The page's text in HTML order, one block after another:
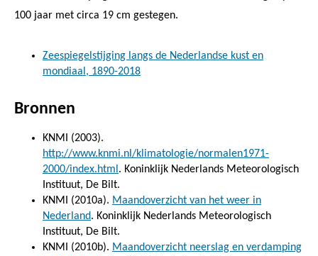
100 jaar met circa 19 cm gestegen.
Zeespiegelstijging langs de Nederlandse kust en
mondiaal, 1890-2018
Bronnen
KNMI (2003).
http://www.knmi.nl/klimatologie/normalen1971-
2000/index.html . Koninklijk Nederlands Meteorologisch
Instituut, De Bilt.
KNMI (2010a). Maandoverzicht van het weer in
Nederland. Koninklijk Nederlands Meteorologisch
Instituut, De Bilt.
KNMI (2010b). Maandoverzicht neerslag en verdamping